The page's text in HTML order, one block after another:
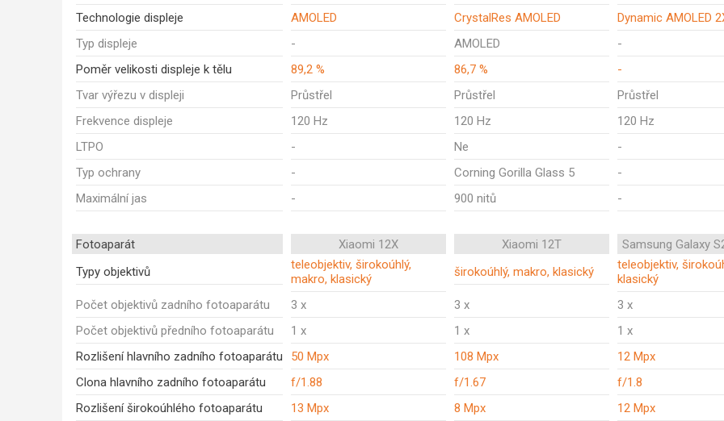
Technologie displeje
AMOLED CrystalRes AMOLED
Dynamic AMOLED
Typ displeje
- AMOLED
-
Poměr velikosti displeje k tělu
89,2 % 86,7 %
-
Tvar výřezu v displeji
Průstřel Průstřel
Průstřel
Frekvence displeje
120 Hz 120 Hz
120 Hz
LTPO
- Ne
-
Typ ochrany
- Corning Gorilla Glass 5
-
Maximální jas
- 900 nitů -
Fotoaparát Xiaomi 12X Xiaomi 12T
Samsung Galaxy
Typy objektivů
teleobjektiv, širokoúhlý,
makro, klasický
širokoúhlý, makro, klasický
teleobjektiv,
klasický
Počet objektivů zadního fotoaparátu
3 x 3 x
3 x
Počet objektivů předního fotoaparátu
1 x 1 x
1 x
Rozlišení hlavního zadního fotoaparátu
50 Mpx 108 Mpx
12 Mpx
Clona hlavního zadního fotoaparátu
f/1.88 f/1.67
f/1.8
Rozlišení širokoúhlého fotoaparátu
13 Mpx 8 Mpx
12 Mpx